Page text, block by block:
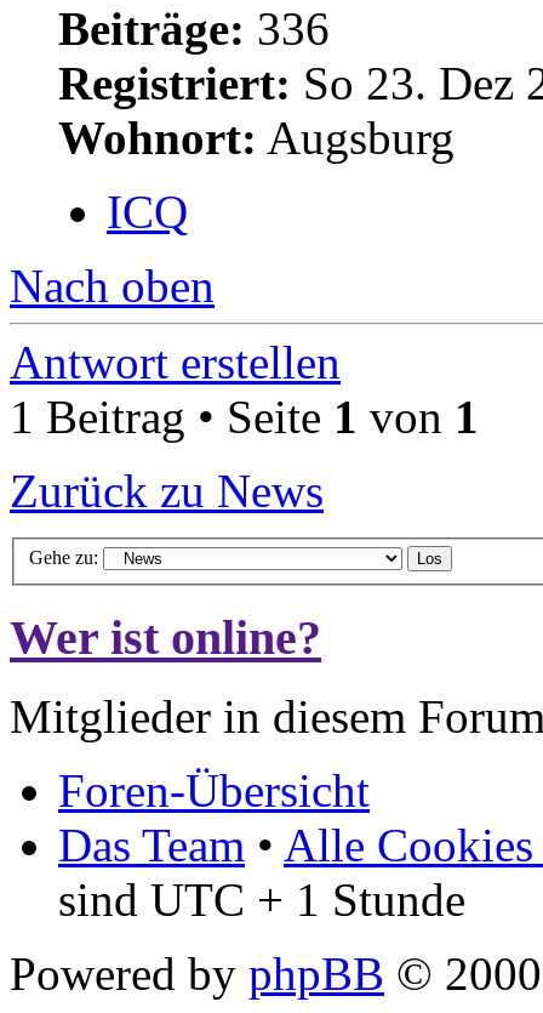
Beiträge: 336
Registriert: So 23. Dez
Wohnort: Augsburg
ICQ
Nach oben
Antwort erstellen
1 Beitrag • Seite 1 von 1
Zurück zu News
Gehe zu:
Wer ist online?
Mitglieder in diesem
Foren-Übersicht
Das Team • Alle Cookies
sind UTC + 1 Stunde
Powered by phpBB ©